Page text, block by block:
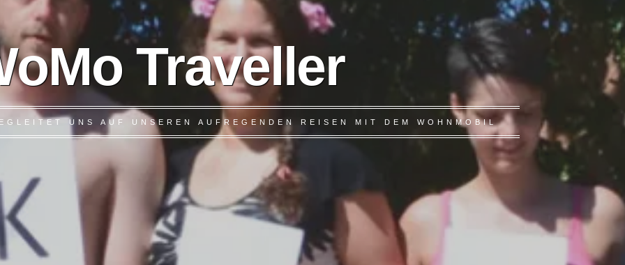
Traveller
UNS AUF UNSEREN AUFREGENDEN REISEN MIT DEM WOHNMOBIL